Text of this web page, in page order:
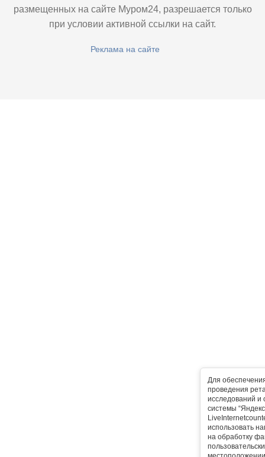
Для
проведения
исследований и
системы
использовать
на обработку
размещенных на сайте Муром24, разрешается только
при условии активной ссылки на сайт.
Реклама на сайте